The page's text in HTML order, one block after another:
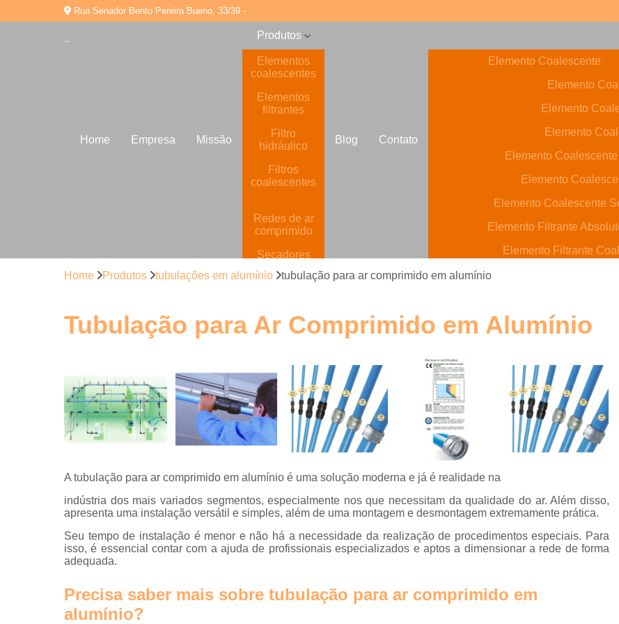
Rua Senador Bento Pereira Bueno, 33/39 -
Home Empresa Missão
Produtos
Elementos
coalescentes
Elementos
filtrantes
Filtro
hidráulico
Filtros
coalescentes
Redes de ar
comprimido
Secadores
comprimido
de ar
comprimido
alumínio
para ar
comprimido
Tubulações
em alumínio
Blog Contato
Elemento Coalescente
Elemento
Elemento
Elemento
Elemento
Elemento
Elemento Coalescente
Elemento Filtrante
Elemento Filtrante
Elemento Filtrante de
Elemento Filtrante Plissado
Filtro Hidráulico de Retorno
Filtro Hidráulico Retorno
Filtros Hidráulicos
Elemento para Filtro Coalescente
Filtro Coalescente Parker
Gerador de Nitrogênio com
Home Produtos tubulações em alumínio tubulação para ar comprimido em alumínio
Tubulação para Ar Comprimido em Alumínio
A tubulação para ar comprimido em alumínio é uma solução moderna e já é realidade na
indústria dos mais variados segmentos, especialmente nos que necessitam da qualidade do ar. Além disso,
apresenta uma instalação versátil e simples, além de uma montagem e desmontagem extremamente prática.
Seu tempo de instalação é menor e não há a necessidade da realização de procedimentos especiais. Para
isso, é essencial contar com a ajuda de profissionais especializados e aptos a dimensionar a rede de forma
adequada.
Precisa saber mais sobre tubulação para ar comprimido em
alumínio?